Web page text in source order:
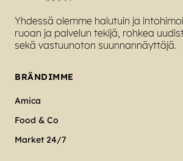
Yhdessä olemme halutuin ja
ruoan ja palvelun tekijä, rohkea
sekä vastuunoton suunnannäyttäjä.
BRÄNDIMME
Amica
Food & Co
Market 24/7